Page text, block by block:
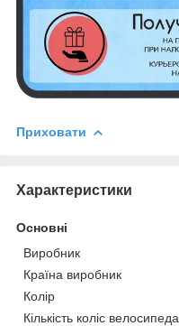
Приховати
Характеристики
Основні
Виробник
Країна виробник
Колір
Кількість коліс велосипеда